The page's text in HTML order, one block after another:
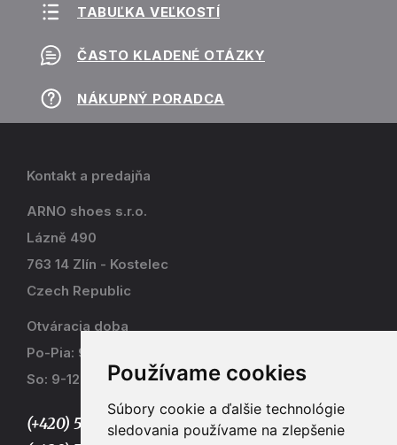
Používame cookies
Súbory cookie a ďalšie technológie
sledovania používame na zlepšenie
TABUĽKA VEĽKOSTÍ
ČASTO KLADENÉ OTÁZKY
NÁKUPNÝ PORADCA
Kontakt a predajňa
ARNO shoes s.r.o.
Lázně 490
763 14 Zlín - Kostelec
Czech Republic
Otváracia doba
Po-Pia: 9-17
So: 9-12
(+420) 577 915 036,